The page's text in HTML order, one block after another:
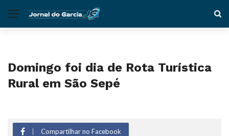
Domingo foi dia de Rota Turística
Rural em São Sepé
Compartilhar no Facebook